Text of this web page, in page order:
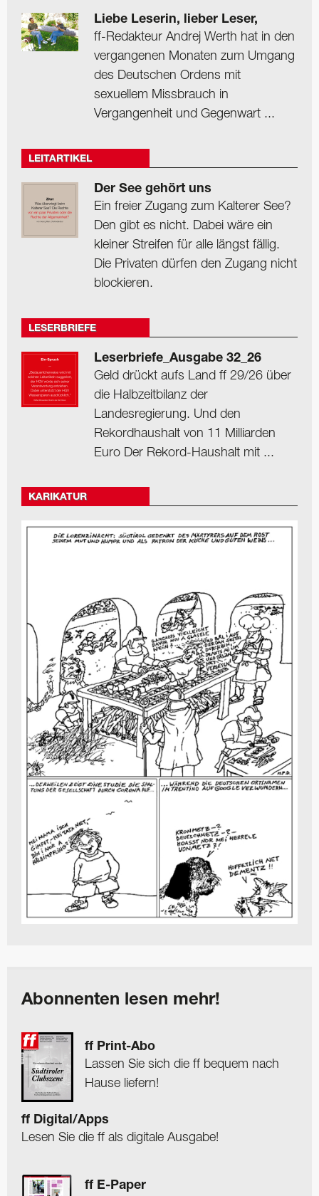
Liebe Leserin, lieber Leser,
ff-Redakteur Andrej Werth hat in den
vergangenen Monaten zum Umgang
des Deutschen Ordens mit
sexuellem Missbrauch in
Vergangenheit und Gegenwart ...
LEITARTIKEL
Der See gehört uns
Ein freier Zugang zum Kalterer See?
Den gibt es nicht. Dabei wäre ein
kleiner Streifen für alle längst fällig.
Die Privaten dürfen den Zugang nicht
blockieren.
LESERBRIEFE
Leserbriefe_Ausgabe 32_26
Geld drückt aufs Land ff 29/26 über
die Halbzeitbilanz der
Landesregierung. Und den
Rekordhaushalt von 11 Milliarden
Euro Der Rekord-Haushalt mit ...
KARIKATUR
Abonnenten lesen mehr!
ff Print-Abo
Lassen Sie sich die ff bequem nach
Hause liefern!
ff Digital/Apps
Lesen Sie die ff als digitale Ausgabe!
ff E-Paper